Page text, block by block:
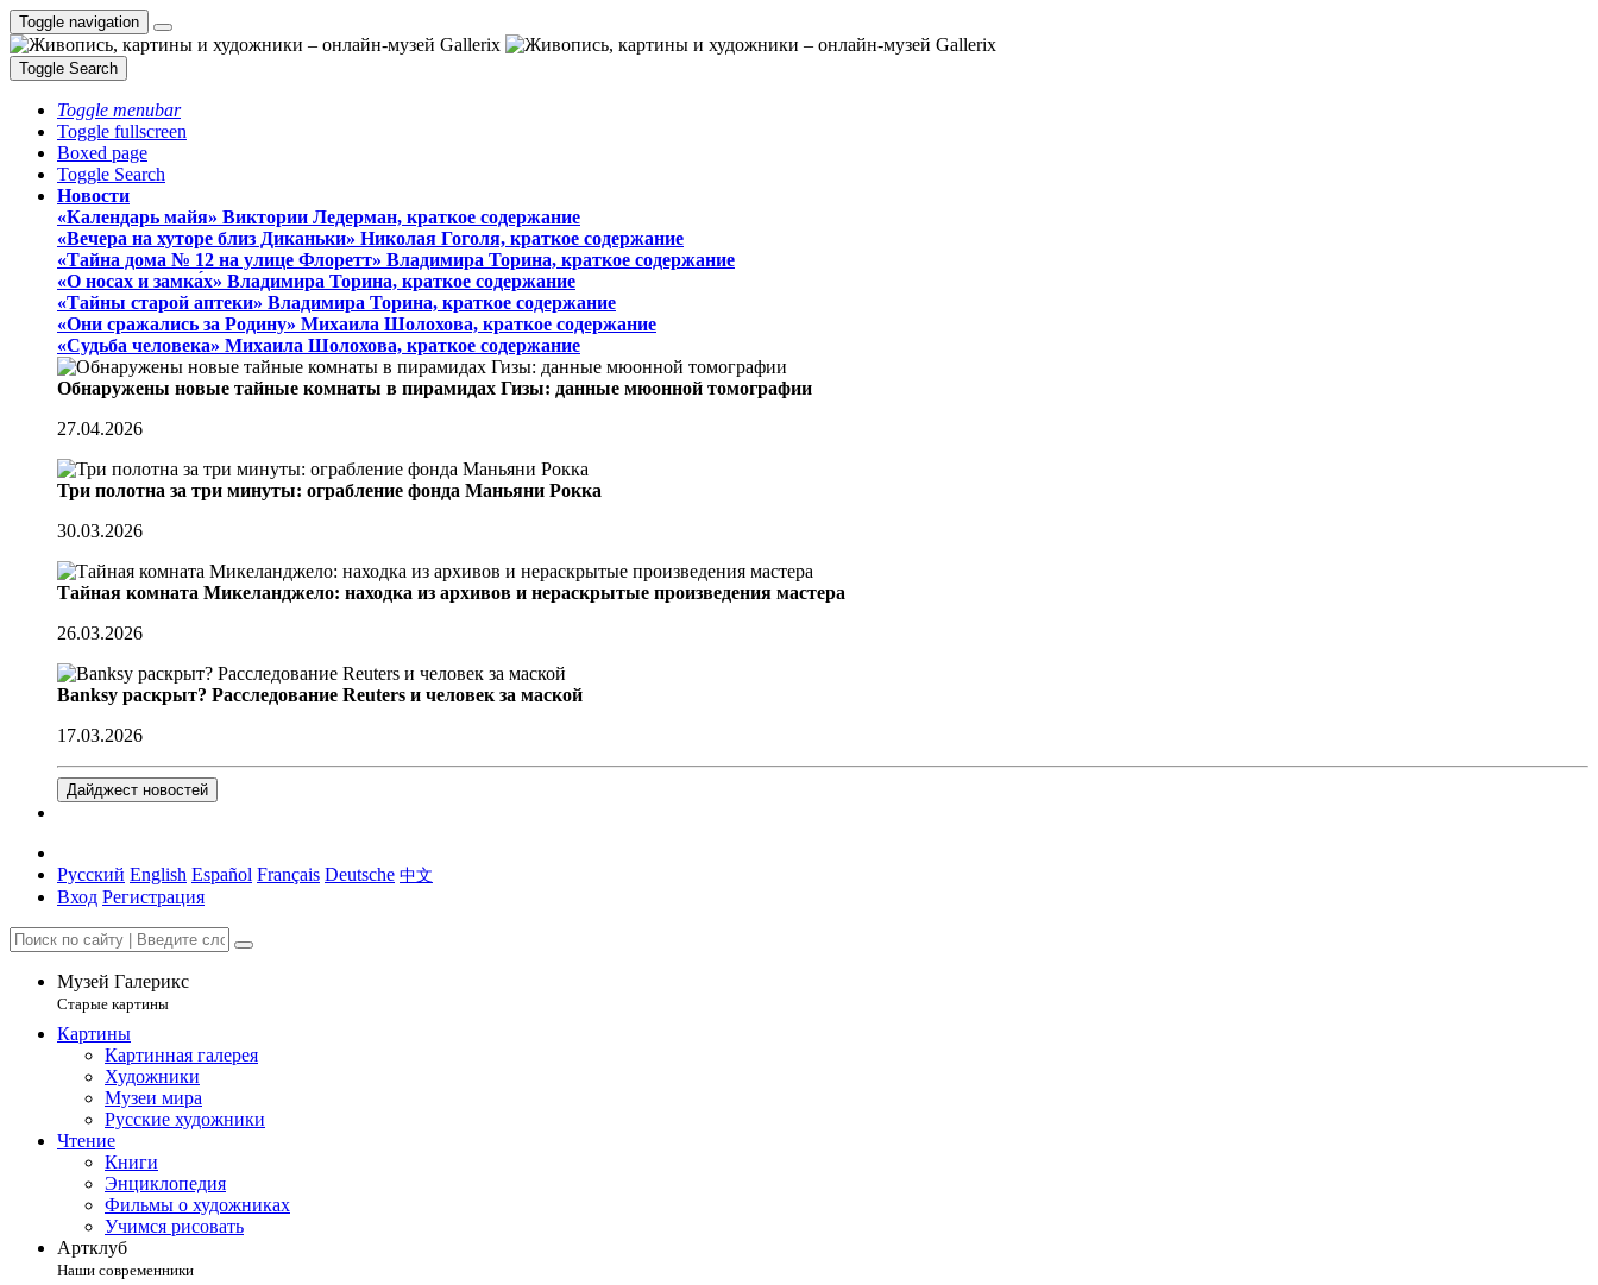
Toggle navigation
Toggle Search
Toggle menubar
Toggle fullscreen
Boxed page
Toggle Search
Новости
«Календарь майя» Виктории Ледерман, краткое содержание
«Вечера на хуторе близ Диканьки» Николая Гоголя, краткое содержание
«Тайна дома № 12 на улице Флоретт» Владимира Торина, краткое содержание
«О носах и замка́х» Владимира Торина, краткое содержание
«Тайны старой аптеки» Владимира Торина, краткое содержание
«Они сражались за Родину» Михаила Шолохова, краткое содержание
«Судьба человека» Михаила Шолохова, краткое содержание
Обнаружены новые тайные комнаты в пирамидах Гизы: данные мюонной томографии
27.04.2026
Три полотна за три минуты: ограбление фонда Маньяни Рокка
30.03.2026
Тайная комната Микеланджело: находка из архивов и нераскрытые произведения мастера
26.03.2026
Banksy раскрыт? Расследование Reuters и человек за маской
17.03.2026
Дайджест новостей
Русский English Español Français Deutsche 中文
Вход Регистрация
Музей Галерикс
Старые картины
Картины
Картинная галерея
Художники
Музеи мира
Русские художники
Чтение
Книги
Энциклопедия
Фильмы о художниках
Учимся рисовать
Артклуб
Наши современники